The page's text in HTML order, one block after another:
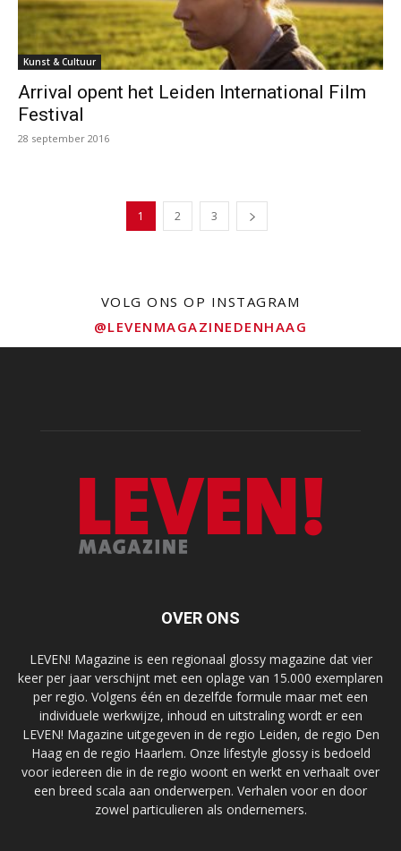
Kunst & Cultuur
Arrival opent het Leiden International Film
Festival
28 september 2016
1 2 3
VOLG ONS OP INSTAGRAM
@LEVENMAGAZINEDENHAAG
OVER ONS
LEVEN! Magazine is een regionaal glossy magazine dat vier
keer per jaar verschijnt met een oplage van 15.000 exemplaren
per regio. Volgens één en dezelfde formule maar met een
individuele werkwijze, inhoud en uitstraling wordt er een
LEVEN! Magazine uitgegeven in de regio Leiden, de regio Den
Haag en de regio Haarlem. Onze lifestyle glossy is bedoeld
voor iedereen die in de regio woont en werkt en verhaalt over
een breed scala aan onderwerpen. Verhalen voor en door
zowel particulieren als ondernemers.